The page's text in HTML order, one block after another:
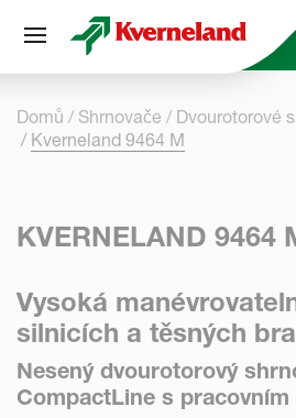
Skip
Domů Shrnovače
Dvourotorové
Kverneland 9464 M
KVERNELAND 9464
Vysoká
silnicích a těsných
Nesený dvourotorový
CompactLine s pracovním
Panel pro správu cookies